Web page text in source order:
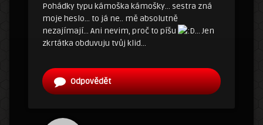
Pohádky typu kámoška kámošky… sestra zná
moje heslo… to já ne.. mě absolutně
nezajímají… Ani nevim, proč to píšu
… Jen
zkrtátka obduvuju tvůj klid…
Odpovědět